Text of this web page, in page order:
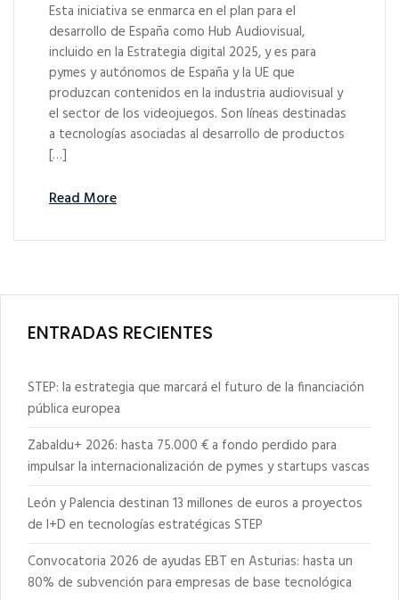
Esta iniciativa se enmarca en el plan para el
desarrollo de España como Hub Audiovisual,
incluido en la Estrategia digital 2025, y es para
pymes y autónomos de España y la UE que
produzcan contenidos en la industria audiovisual y
el sector de los videojuegos. Son líneas destinadas
a tecnologías asociadas al desarrollo de productos
[…]
Read More
ENTRADAS RECIENTES
STEP: la estrategia que marcará el futuro de la financiación
pública europea
Zabaldu+ 2026: hasta 75.000 € a fondo perdido para
impulsar la internacionalización de pymes y startups vascas
León y Palencia destinan 13 millones de euros a proyectos
de I+D en tecnologías estratégicas STEP
Convocatoria 2026 de ayudas EBT en Asturias: hasta un
80% de subvención para empresas de base tecnológica